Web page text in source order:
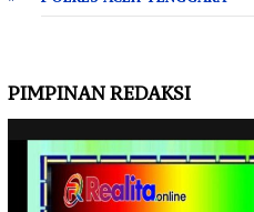
PIMPINAN REDAKSI